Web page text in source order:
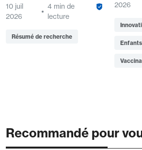
10 juil
2026
4 min de
lecture
Résumé de recherche
2026
Recommandé pour